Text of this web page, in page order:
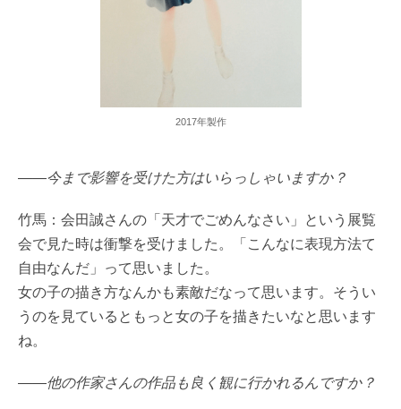
2017年製作
――今まで影響を受けた方はいらっしゃいますか？
竹馬：会田誠さんの「天才でごめんなさい」という展覧
会で見た時は衝撃を受けました。「こんなに表現方法て
自由なんだ」って思いました。
女の子の描き方なんかも素敵だなって思います。そうい
うのを見ているともっと女の子を描きたいなと思います
ね。
――他の作家さんの作品も良く観に行かれるんですか？